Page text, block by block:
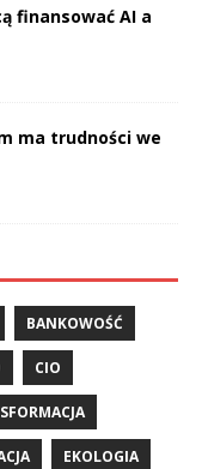
finansować AI a
ma trudności we
BANKOWOŚĆ
CIO
EKOLOGIA